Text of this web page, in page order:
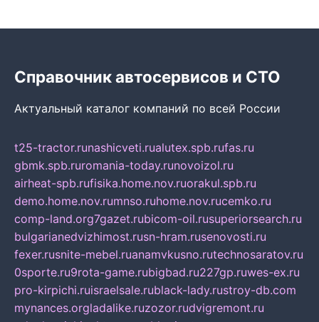
Справочник автосервисов и СТО
Актуальный каталог компаний по всей России
t25-tractor.runashicveti.rualutex.spb.rufas.ru
gbmk.spb.ruromania-today.runovoizol.ru
airheat-spb.rufisika.home.nov.ruorakul.spb.ru
demo.home.nov.rumnso.ruhome.nov.rucemko.ru
comp-land.org7gazet.rubicom-oil.rusuperiorsearch.ru
bulgarianedvizhimost.rusn-hram.rusenovosti.ru
fexer.rusnite-mebel.ruanamvkusno.rutechnosaratov.ru
0sporte.ru9rota-game.rubigbad.ru227gp.ruwes-ex.ru
pro-kirpichi.ruisraelsale.rublack-lady.rustroy-db.com
mynances.orgladalike.ruzozor.rudvigremont.ru